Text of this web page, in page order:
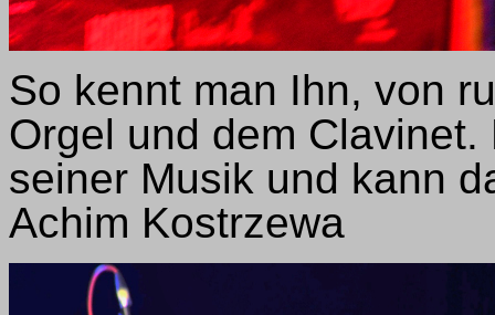
So kennt man Ihn, von
Orgel und dem
seiner Musik und kann
Achim Kostrzewa